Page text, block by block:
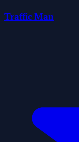
Traffic Man